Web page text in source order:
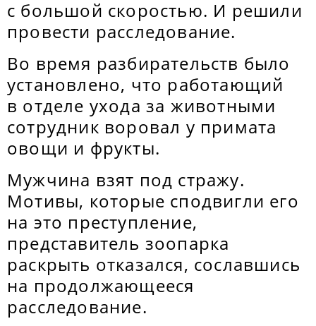
с большой скоростью. И решили
провести расследование.
Во время разбирательств было
установлено, что работающий
в отделе ухода за животными
сотрудник воровал у примата
овощи и фрукты.
Мужчина взят под стражу.
Мотивы, которые сподвигли его
на это преступление,
представитель зоопарка
раскрыть отказался, сославшись
на продолжающееся
расследование.